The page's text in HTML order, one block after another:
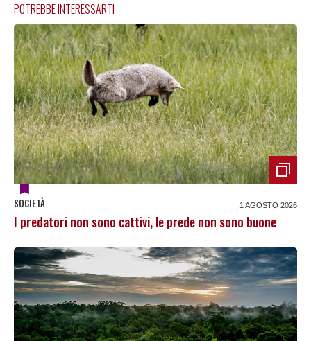
POTREBBE INTERESSARTI
SOCIETÀ 1 AGOSTO 2026
I predatori non sono cattivi, le prede non sono buone